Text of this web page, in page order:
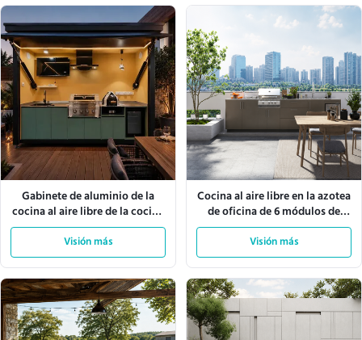
Gabinete de aluminio de la
cocina al aire libre de la cocina
al aire libre de la encimera del
cuarzo del techo eléctrico del
elevador
Visión más
Cocina al aire libre en la azotea
de oficina de 6 módulos de
diseño modular de 3444 mm
Visión más